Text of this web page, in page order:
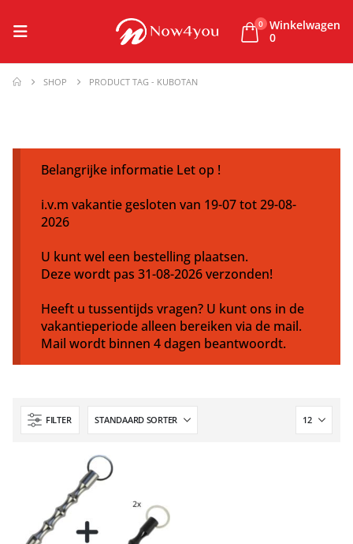
0 Winkelwagen
0
SHOP PRODUCT TAG - KUBOTAN
Belangrijke informatie Let op !
i.v.m vakantie gesloten van 19-07 tot 29-08-
2026
U kunt wel een bestelling plaatsen.
Deze wordt pas 31-08-2026 verzonden!
Heeft u tussentijds vragen? U kunt ons in de
vakantieperiode alleen bereiken via de mail.
Mail wordt binnen 4 dagen beantwoordt.
FILTER